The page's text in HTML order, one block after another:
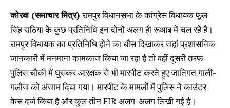
कोरबा (समाचार मित्र)रामपुर विधानसभा के कांग्रेस विधायक फूल
सिंह राठिया के कुछ प्रतिनिधि इन दोनों अलग ही रूआब में चल रहे हैं।
रामपुर विधायक का प्रतिनिधि होने का धौंस दिखाकर जहां प्रशासनिक
जानकारी में मनमाना कामकाज किया जा रहा है तो वहीं दूसरी तरफ
पुलिस चौकी में घुसकर आरक्षक से भी मारपीट करते हुए जातिगत गाली-
गलौज को अंजाम दिया गया। मारपीट के मामलों में पुलिस ने काउंटर
केस दर्ज किया है और कुल तीन FIR अलग-अलग लिखी गई है।